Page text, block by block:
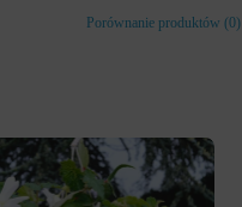
Porównanie produktów (0)